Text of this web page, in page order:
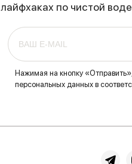
лайфхаках по чистой
Нажимая на кнопку
персональных данных в